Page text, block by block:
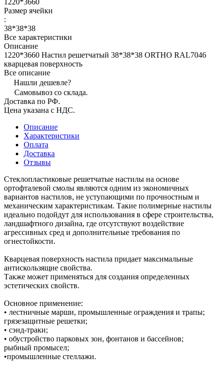
Размер ячейки
:
38*38*38
Все характеристики
Описание
1220*3660 Настил решетчатый 38*38*38 ORTHO RAL7046
кварцевая поверхность
Все описание
Нашли дешевле?
Самовывоз со склада.
Доставка по РФ.
Цена указана с НДС.
Описание
Характеристики
Оплата
Доставка
Отзывы
Стеклопластиковые решетчатые настилы на основе
ортофталевой смолы являются одним из экономичных
вариантов настилов, не уступающими по прочностным и
механическим характеристикам. Такие полимерные настилы
идеально подойдут для использования в сфере строительства,
ландшафтного дизайна, где отсутствуют воздействие
агрессивных сред и дополнительные требования по
огнестойкости.
Кварцевая поверхность настила придает максимальные
антискользящие свойства.
Также может применяться для создания определенных
эстетических свойств.
Основное применение:
• лестничные марши, промышленные ограждения и трапы;
грязезащитные решетки;
• сэнд-траки;
• обустройство парковых зон, фонтанов и бассейнов;
рыбный промысел;
•промышленные стеллажи.